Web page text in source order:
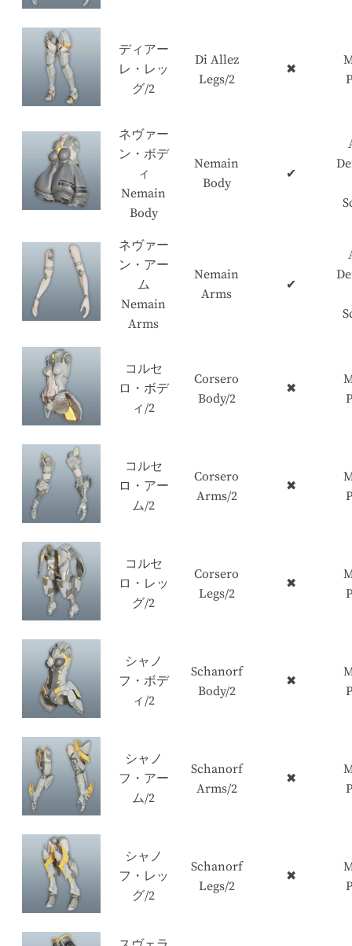
ディアー
レ・レッ
グ/2
Di Allez
Legs/2
✖
ネヴァー
ン・ボデ
ィ
Nemain
Body
Nemain
Body
✔
ネヴァー
ン・アー
ム
Nemain
Arms
Nemain
Arms
✔
コルセ
ロ・ボデ
ィ/2
Corsero
Body/2
✖
コルセ
ロ・アー
ム/2
Corsero
Arms/2
✖
コルセ
ロ・レッ
グ/2
Corsero
Legs/2
✖
シャノ
フ・ボデ
ィ/2
Schanorf
Body/2
✖
シャノ
フ・アー
ム/2
Schanorf
Arms/2
✖
シャノ
フ・レッ
グ/2
Schanorf
Legs/2
✖